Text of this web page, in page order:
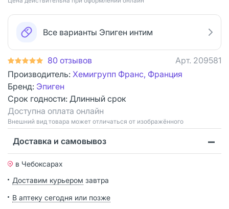
Все варианты Эпиген интим
80 отзывов Арт. 209581
Производитель: Хемигрупп Франс, Франция
Бренд: Эпиген
Срок годности: Длинный срок
Доступна оплата онлайн
Bнешний вид товара может отличаться от изображённого
Доставка и самовывоз
в Чебоксарах
Доставим курьером завтра
В аптеку сегодня или позже